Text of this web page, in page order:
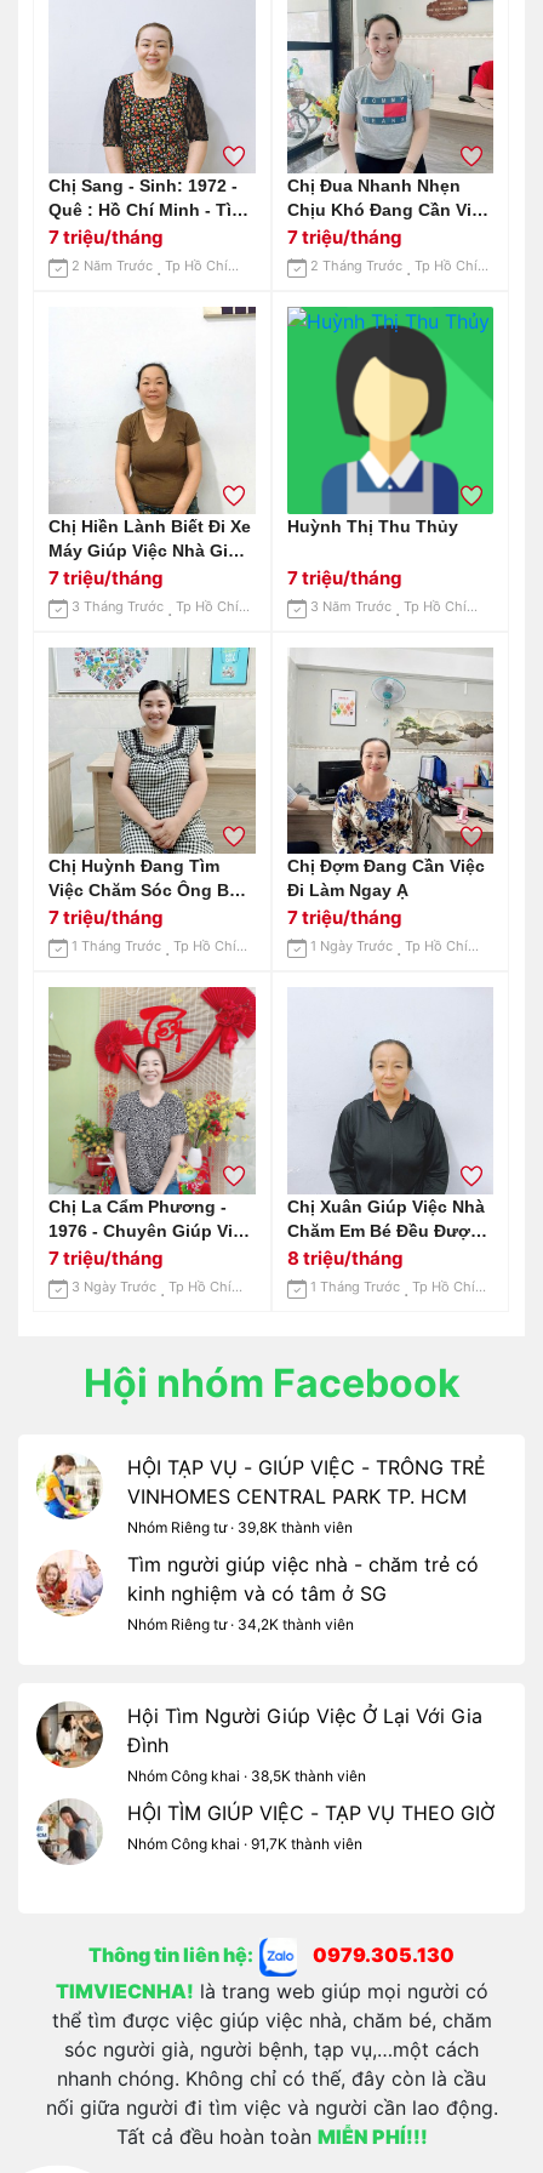
Chị Sang - Sinh: 1972 -
Quê : Hồ Chí Minh - Tìm
Việc: Giúp Việc Nhà -
Chăm Em Bé
7 triệu/tháng
2 Năm Trước Tp Hồ Chí Minh
Chị Đua Nhanh Nhẹn
Chịu Khó Đang Cần Việc
Bao Ăn Ở Lại Ạ
7 triệu/tháng
2 Tháng Trước Tp Hồ Chí Minh
Chị Hiền Lành Biết Đi Xe
Máy Giúp Việc Nhà Giỏi :
0906906537 (có Zalo)
7 triệu/tháng
3 Tháng Trước Tp Hồ Chí Minh
Huỳnh Thị Thu Thủy
7 triệu/tháng
3 Năm Trước Tp Hồ Chí Minh
Chị Huỳnh Đang Tìm
Việc Chăm Sóc Ông Bà
Ạ
7 triệu/tháng
1 Tháng Trước Tp Hồ Chí Minh
Chị Đợm Đang Cần Việc
Đi Làm Ngay Ạ
7 triệu/tháng
1 Ngày Trước Tp Hồ Chí Minh
Chị La Cẩm Phương -
1976 - Chuyên Giúp Việc
Nhà - Chăm Bé - Lương
7 Triệu
7 triệu/tháng
3 Ngày Trước Tp Hồ Chí Minh
Chị Xuân Giúp Việc Nhà
Chăm Em Bé Đều Được:
0906906537 ( Có Zalo)
8 triệu/tháng
1 Tháng Trước Tp Hồ Chí Minh
Hội nhóm Facebook
HỘI TẠP VỤ - GIÚP VIỆC - TRÔNG TRẺ
VINHOMES CENTRAL PARK TP. HCM
Nhóm Riêng tư · 39,8K thành viên
Tìm người giúp việc nhà - chăm trẻ có
kinh nghiệm và có tâm ở SG
Nhóm Riêng tư · 34,2K thành viên
Hội Tìm Người Giúp Việc Ở Lại Với Gia
Đình
Nhóm Công khai · 38,5K thành viên
HỘI TÌM GIÚP VIỆC - TẠP VỤ THEO GIỜ
Nhóm Công khai · 91,7K thành viên
Thông tin liên hệ:
0979.305.130
TIMVIECNHA! là trang web giúp mọi người có
thể tìm được việc giúp việc nhà, chăm bé, chăm
sóc người già, người bệnh, tạp vụ,…một cách
nhanh chóng. Không chỉ có thế, đây còn là cầu
nối giữa người đi tìm việc và người cần lao động.
Tất cả đều hoàn toàn MIỄN PHÍ!!!